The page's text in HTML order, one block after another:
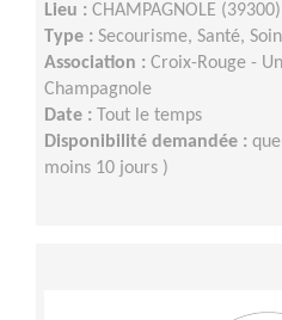
Lieu : CHAMPAGNOLE (39300)
Type : Secourisme, Santé,
Association : Croix-Rouge -
Champagnole
Date : Tout le temps
Disponibilité demandée :
moins 10 jours )